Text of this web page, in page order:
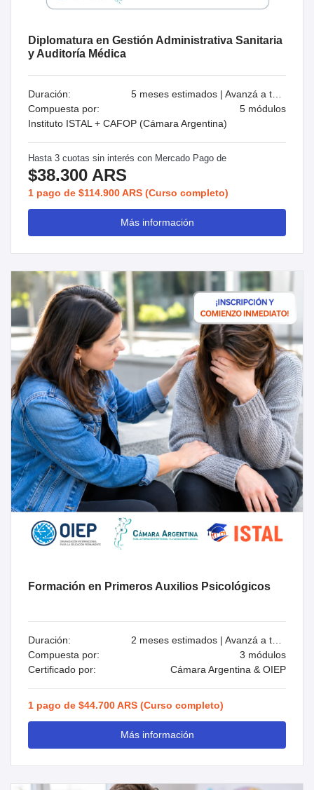
Diplomatura en Gestión Administrativa Sanitaria
y Auditoría Médica
Duración:
Compuesta por:
5 módulos
Instituto ISTAL + CAFOP (Cámara Argentina)
Hasta 3 cuotas sin interés con Mercado Pago de
$38.300 ARS
1 pago de $114.900 ARS (Curso completo)
Más información
Formación en Primeros Auxilios Psicológicos
Duración:
Compuesta por:
3 módulos
Certificado por:
Cámara Argentina & OIEP
1 pago de $44.700 ARS (Curso completo)
Más información